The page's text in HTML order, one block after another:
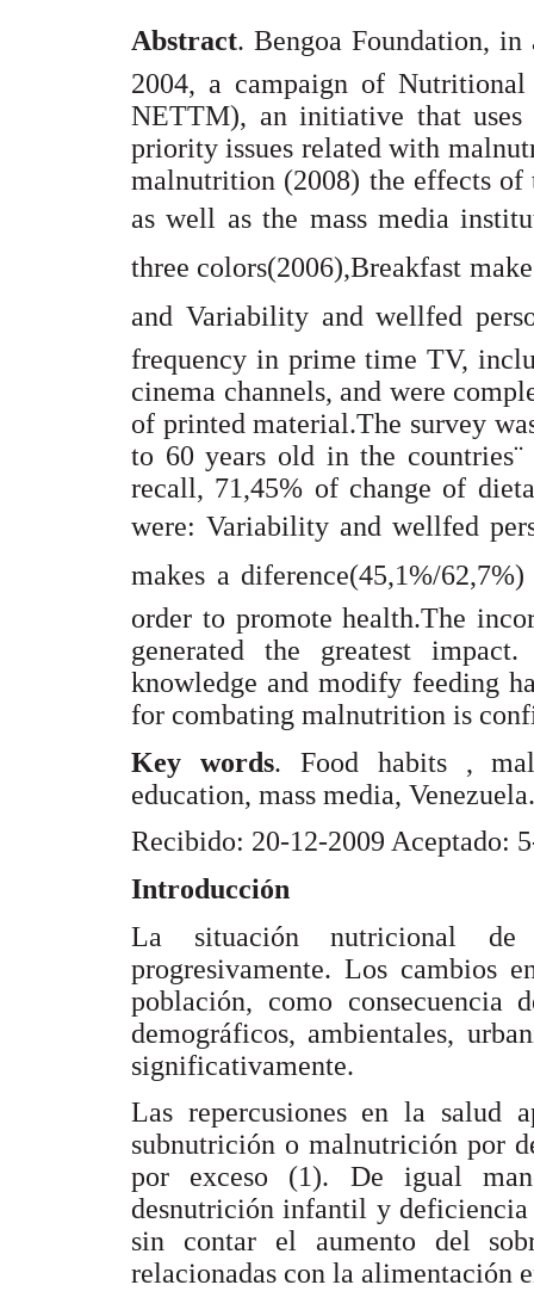
Abstract. Bengoa Foundation, in
2004, a campaign of
NETTM), an initiative that
priority issues related with
malnutrition (2008) the effects
as well as the mass media
three colors(2006),Breakfast
and Variability and wellfed
frequency in prime time TV,
cinema channels, and were
of printed material.The survey
to 60 years old in the
recall, 71,45% of change of
were: Variability and wellfed
makes a diference(45,1%/
order to promote health.The
generated the greatest impact.
knowledge and modify feeding
for combating malnutrition is
Key words. Food habits ,
education, mass media, Venezuela.
Recibido: 20-12-2009 Aceptado:
Introducción
La situación nutricional de
progresivamente. Los
población, como consecuencia
demográficos, ambientales,
significativamente.
Las repercusiones en la salud
subnutrición o malnutrición por
por exceso (1). De igual
desnutrición infantil y deficiencia
sin contar el aumento del
relacionadas con la alimentación